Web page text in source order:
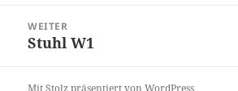
WEITER
Nächster
Stuhl W1
Mit Stolz präsentiert von WordPress